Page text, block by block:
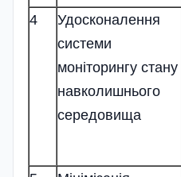
4
Удосконалення
системи
моніторингу стану
навколишнього
середовища